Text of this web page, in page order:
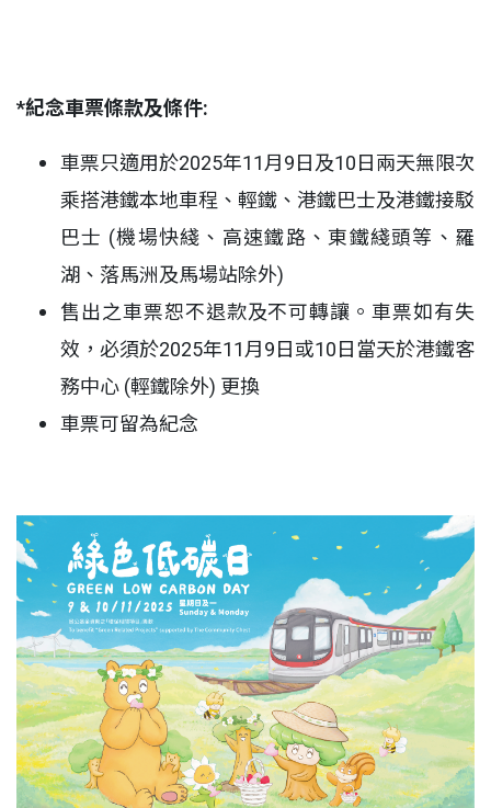
*紀念車票條款及條件:
車票只適用於2025年11月9日及10日兩天無限次
乘搭港鐵本地車程、輕鐵、港鐵巴士及港鐵接駁
巴士 (機場快綫、高速鐵路、東鐵綫頭等、羅
湖、落馬洲及馬場站除外)
售出之車票恕不退款及不可轉讓。車票如有失
效，必須於2025年11月9日或10日當天於港鐵客
務中心 (輕鐵除外) 更換
車票可留為紀念